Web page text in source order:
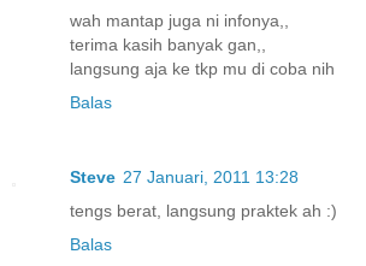
wah mantap juga ni infonya,,
terima kasih banyak gan,,
langsung aja ke tkp mu di coba nih
Balas
Steve 27 Januari, 2011 13:28
tengs berat, langsung praktek ah :)
Balas